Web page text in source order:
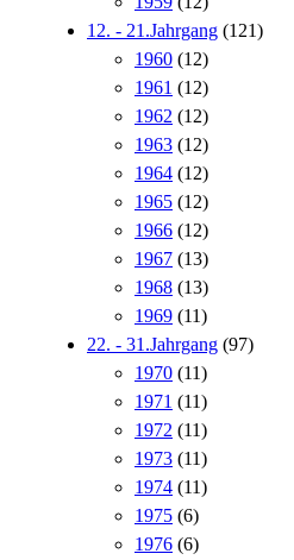
12. - 21.Jahrgang (121)
1960 (12)
1961 (12)
1962 (12)
1963 (12)
1964 (12)
1965 (12)
1966 (12)
1967 (13)
1968 (13)
1969 (11)
22. - 31.Jahrgang (97)
1970 (11)
1971 (11)
1972 (11)
1973 (11)
1974 (11)
1975 (6)
1976 (6)